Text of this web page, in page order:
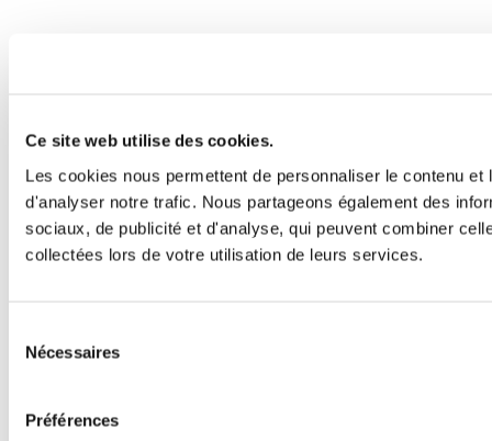
Ce site web utilise des cookies.
Les cookies nous permettent de personnaliser le contenu
d'analyser notre trafic. Nous partageons également des
sociaux, de publicité et d'analyse, qui peuvent combiner
collectées lors de votre utilisation de leurs services.
Nécessaires
Préférences